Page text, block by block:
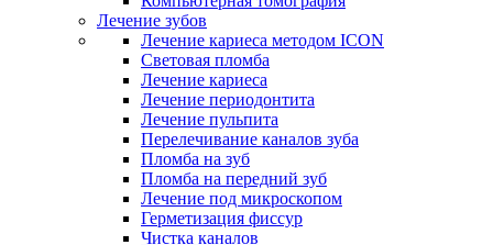
Лечение зубов
Лечение кариеса методом ICON
Световая пломба
Лечение кариеса
Лечение периодонтита
Лечение пульпита
Перелечивание каналов зуба
Пломба на зуб
Пломба на передний зуб
Лечение под микроскопом
Герметизация фиссур
Чистка каналов